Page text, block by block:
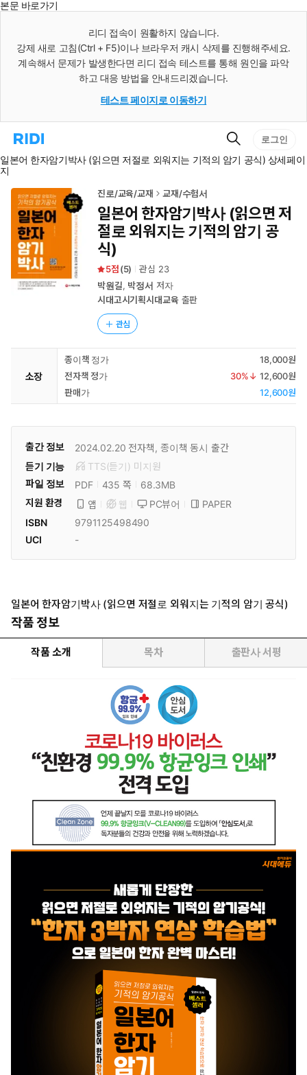
본문 바로가기
리디 접속이 원활하지 않습니다.
강제 새로 고침(Ctrl + F5)이나 브라우저 캐시 삭제를 진행해주세요.
계속해서 문제가 발생한다면 리디 접속 테스트를 통해 원인을 파악
하고 대응 방법을 안내드리겠습니다.
테스트 페이지로 이동하기
리
홈
이
동
검
색
로그인
일본어 한자암기박사 (읽으면 저절로 외워지는 기적의 암기 공식) 상세페이
지
진로/교육/교재 교재/수험서
일본어 한자암기박사 (읽으면 저
절로 외워지는 기적의 암기 공
식)
5 (5) 관심 23
박원길, 박정서 저자
시대고시기획시대교육출판
관심
소장
종이책 정가
18,000원
전자책 정가
30%↓ 12,600원
판매가
12,600원
출간 정보 2024.02.20 전자책, 종이책 동시 출간
듣기 기능
TTS(듣기) 미 지원
파일 정보
PDF 435 쪽
68.3MB
지원 환경
앱 웹 PC뷰어
PAPER
ISBN
9791125498490
UCI
-
일본어 한자암기박사 (읽으면 저절로 외워지는 기적의 암기 공식)
작품 정보
작품 소개 목차 출판사 서평